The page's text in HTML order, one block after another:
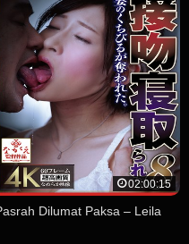
02:00:15
Dilumat Paksa – Leila